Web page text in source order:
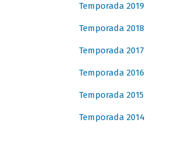
Temporada 2019
Temporada 2018
Temporada 2017
Temporada 2016
Temporada 2015
Temporada 2014